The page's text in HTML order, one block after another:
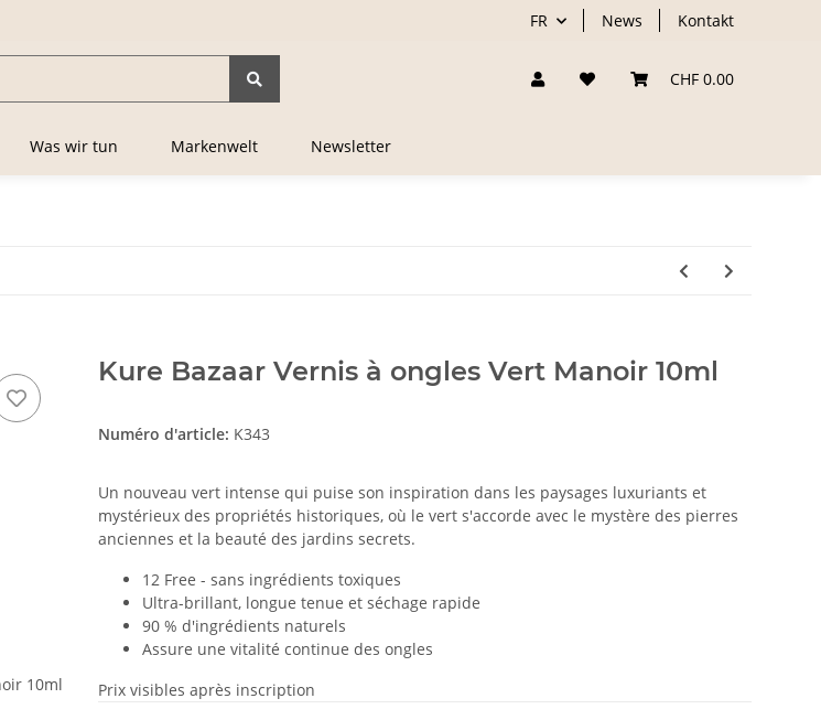
FR News Kontakt
CHF 0.00
Was wir tun Markenwelt Newsletter
Kure Bazaar Vernis à ongles Vert Manoir 10ml
Numéro d'article: K343
Un nouveau vert intense qui puise son inspiration dans les paysages luxuriants et
mystérieux des propriétés historiques, où le vert s'accorde avec le mystère des pierres
anciennes et la beauté des jardins secrets.
12 Free - sans ingrédients toxiques
Ultra-brillant, longue tenue et séchage rapide
90 % d'ingrédients naturels
Assure une vitalité continue des ongles
Prix visibles après inscription